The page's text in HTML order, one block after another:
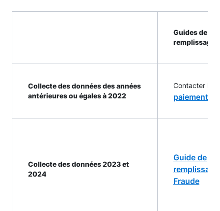
Guides de
remplissage
Collecte des données des années
antérieures ou égales à 2022
Contacter la
Collecte des données 2023 et
2024
Guide de
remplissage
Fraude